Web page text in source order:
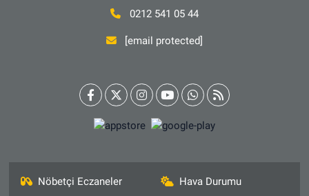
0212 541 05 44
[email protected]
Nöbetçi Eczaneler Hava Durumu